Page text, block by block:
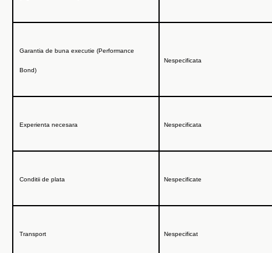
Garantia de buna executie (Performance
Bond)
Nespecificata
Experienta necesara Nespecificata
Conditii de plata Nespecificate
Transport Nespecificat